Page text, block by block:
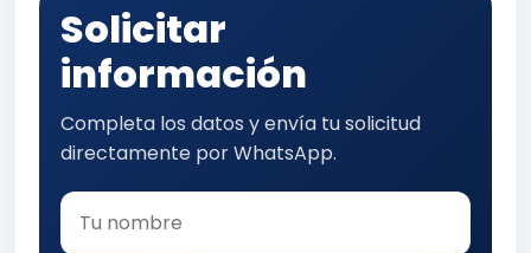
Solicitar
información
Completa los datos y envía tu solicitud
directamente por WhatsApp.